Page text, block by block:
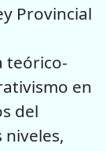
Provincial
teórico-
en
del